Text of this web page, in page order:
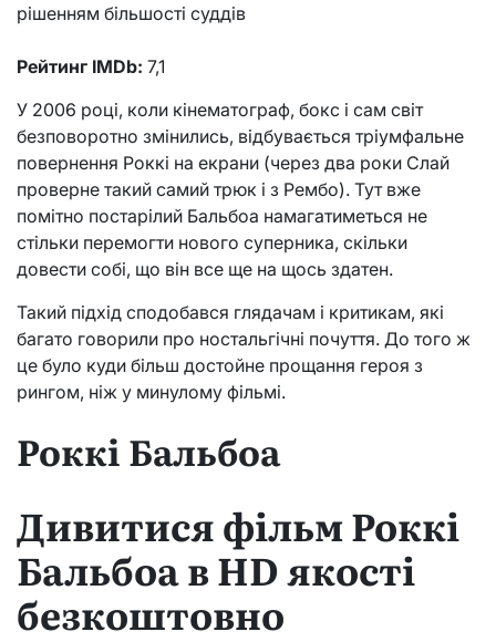
рішенням більшості суддів
Рейтинг IMDb: 7,1
У 2006 році, коли кінематограф, бокс і сам світ
безповоротно змінились, відбувається тріумфальне
повернення Роккі на екрани (через два роки Слай
проверне такий самий трюк і з Рембо). Тут вже
помітно постарілий Бальбоа намагатиметься не
стільки перемогти нового суперника, скільки
довести собі, що він все ще на щось здатен.
Такий підхід сподобався глядачам і критикам, які
багато говорили про ностальгічні почуття. До того ж
це було куди більш достойне прощання героя з
рингом, ніж у минулому фільмі.
Роккі Бальбоа
Дивитися фільм Роккі
Бальбоа в HD якості
безкоштовно